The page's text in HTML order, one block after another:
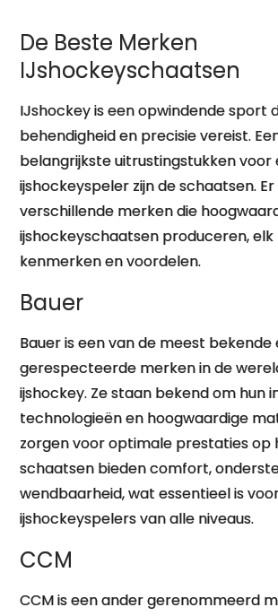
De Beste Merken
IJshockeyschaatsen
IJshockey is een opwindende sport
behendigheid en precisie vereist.
belangrijkste uitrustingstukken voor
ijshockeyspeler zijn de schaatsen. Er
verschillende merken die
ijshockeyschaatsen produceren,
kenmerken en voordelen.
Bauer
Bauer is een van de meest bekende
gerespecteerde merken in de
ijshockey. Ze staan bekend om hun
technologieën en hoogwaardige
zorgen voor optimale prestaties op
schaatsen bieden comfort,
wendbaarheid, wat essentieel is
ijshockeyspelers van alle niveaus.
CCM
CCM is een ander gerenommeerd